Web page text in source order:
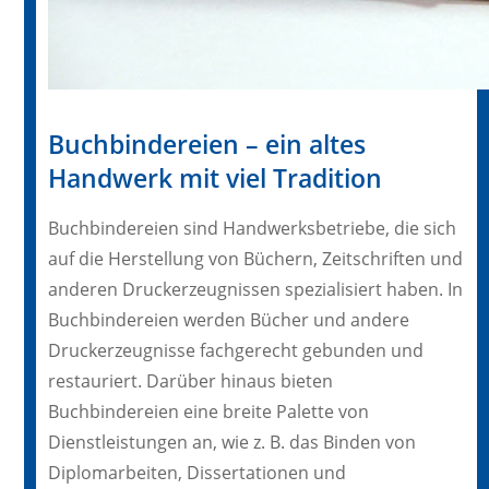
Buchbindereien – ein altes
Handwerk mit viel Tradition
Buchbindereien sind Handwerksbetriebe, die sich
auf die Herstellung von Büchern, Zeitschriften und
anderen Druckerzeugnissen spezialisiert haben. In
Buchbindereien werden Bücher und andere
Druckerzeugnisse fachgerecht gebunden und
restauriert. Darüber hinaus bieten
Buchbindereien eine breite Palette von
Dienstleistungen an, wie z. B. das Binden von
Diplomarbeiten, Dissertationen und